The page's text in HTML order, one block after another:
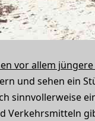
vor allem
und sehen ein
sinnvollerweise